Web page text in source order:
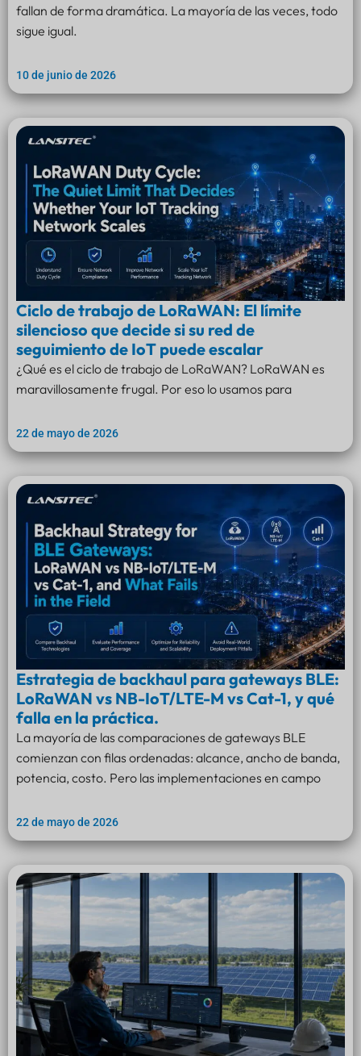
fallan de forma dramática. La mayoría de las veces, todo
sigue igual.
10 de junio de 2026
Ciclo de trabajo de LoRaWAN: El límite
silencioso que decide si su red de
seguimiento de IoT puede escalar
¿Qué es el ciclo de trabajo de LoRaWAN? LoRaWAN es
maravillosamente frugal. Por eso lo usamos para
22 de mayo de 2026
Estrategia de backhaul para gateways BLE:
LoRaWAN vs NB-IoT/LTE-M vs Cat-1, y qué
falla en la práctica.
La mayoría de las comparaciones de gateways BLE
comienzan con filas ordenadas: alcance, ancho de banda,
potencia, costo. Pero las implementaciones en campo
22 de mayo de 2026